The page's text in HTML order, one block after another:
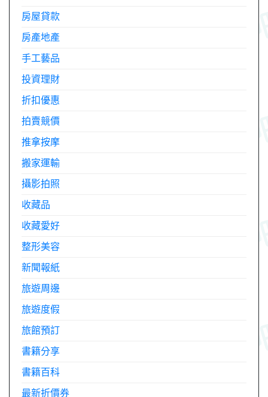
房屋貸款
房產地產
手工藝品
投資理財
折扣優惠
拍賣競價
推拿按摩
搬家運輸
攝影拍照
收藏品
收藏愛好
整形美容
新聞報紙
旅遊周邊
旅遊度假
旅館預訂
書籍分享
書籍百科
最新折價券